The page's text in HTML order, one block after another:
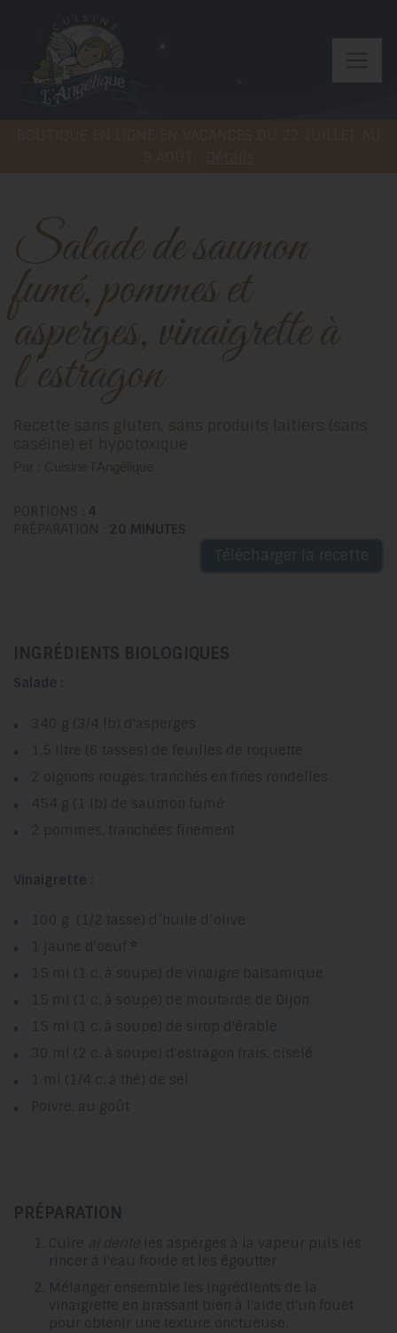
Salade de saumon
fumé, pommes et
asperges, vinaigrette à
l'estragon
Recette sans gluten, sans produits laitiers (sans
caséine) et hypotoxique
Par : Cuisine l'Angélique
PORTIONS : 4
PRÉPARATION : 20 MINUTES
INGRÉDIENTS BIOLOGIQUES
Salade :
340 g (3/4 lb) d'asperges
1,5 litre (6 tasses) de feuilles de roquette
2 oignons rouges, tranchés en fines rondelles
454 g (1 lb) de saumon fumé
2 pommes, tranchées finement
Vinaigrette :
100 g (1/2 tasse) d’huile d’olive
1 jaune d'oeuf *
15 ml (1 c. à soupe) de vinaigre balsamique
15 ml (1 c. à soupe) de moutarde de Dijon
15 ml (1 c. à soupe) de sirop d'érable
30 ml (2 c. à soupe) d'estragon frais, ciselé
1 ml (1/4 c. à thé) de sel
Poivre, au goût
PRÉPARATION
Cuire al dente les asperges à la vapeur puis les
rincer à l'eau froide et les égoutter.
Mélanger ensemble les ingrédients de la
vinaigrette en brassant bien à l'aide d'un fouet
pour obtenir une texture onctueuse.